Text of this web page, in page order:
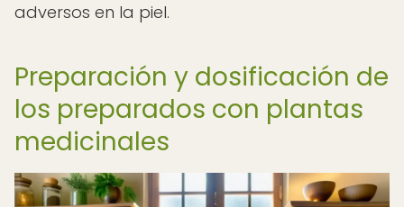
adversos en la piel.
Preparación y dosificación de
los preparados con plantas
medicinales